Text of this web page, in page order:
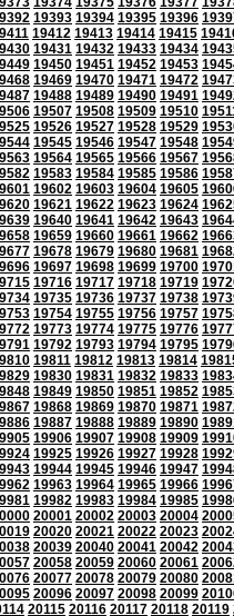
19393 19394 19395 19396
19412 19413 19414 19415
19431 19432 19433 19434
19450 19451 19452 19453
19469 19470 19471 19472
19488 19489 19490 19491
19507 19508 19509 19510
19526 19527 19528 19529
19545 19546 19547 19548
19564 19565 19566 19567
19583 19584 19585 19586
19602 19603 19604 19605
19621 19622 19623 19624
19640 19641 19642 19643
19659 19660 19661 19662
19678 19679 19680 19681
19697 19698 19699 19700
19716 19717 19718 19719
19735 19736 19737 19738
19754 19755 19756 19757
19773 19774 19775 19776
19792 19793 19794 19795
19811 19812 19813 19814
19830 19831 19832 19833
19849 19850 19851 19852
19868 19869 19870 19871
19887 19888 19889 19890
19906 19907 19908 19909
19925 19926 19927 19928
19944 19945 19946 19947
19963 19964 19965 19966
19982 19983 19984 19985
20001 20002 20003 20004
20020 20021 20022 20023
20039 20040 20041 20042
20058 20059 20060 20061
20077 20078 20079 20080
20096 20097 20098 20099
20115 20116 20117 20118 20119